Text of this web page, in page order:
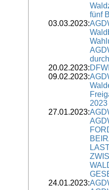
fünf
03.03.2023:
20.02.2023:
09.02.2023:
2023
27.01.2023:
24.01.2023: